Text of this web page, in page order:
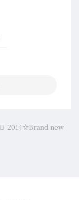
2014☆Brand new